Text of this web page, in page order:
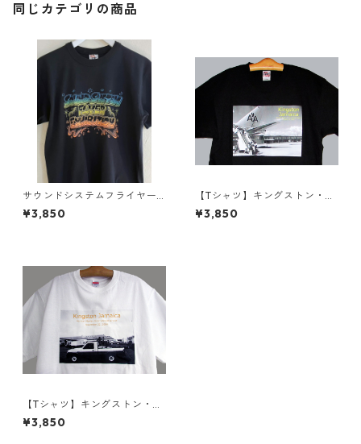
同じカテゴリの商品
サウンドシステムフライヤー
展 Tシャツ
¥3,850
【Tシャツ】キングストン・ノ
ーマン・マンレー国際空港シ
リーズ
¥3,850
【Tシャツ】キングストン・ノ
ーマン・マンレー国際空港シ
リーズ
¥3,850